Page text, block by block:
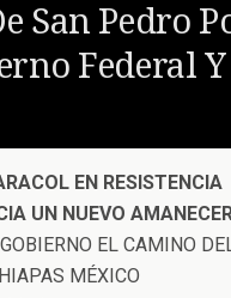
San Pedro
Federal
EN RESISTENCIA
UN NUEVO
EL CAMINO
MÉXICO